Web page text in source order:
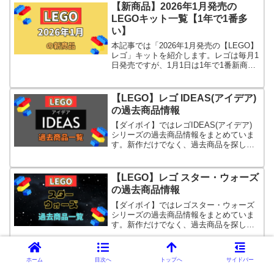
【新商品】2026年1月発売の
LEGOキット一覧【1年で1番多
い】
本記事では「2026年1月発売の【LEGO】
レゴ」キットを紹介します。レゴは毎月1
日発売ですが、1月1日は1年で1番新商品
【LEGO】レゴ IDEAS(アイデア)
の過去商品情報
【ダイボイ】ではレゴIDEAS(アイデア)
シリーズの過去商品情報をまとめていま
す。新作だけでなく、過去商品を探して
【LEGO】レゴ スター・ウォーズ
の過去商品情報
【ダイボイ】ではレゴスター・ウォーズ
シリーズの過去商品情報をまとめていま
す。新作だけでなく、過去商品を探して
いる方はご活用ください。
【LEGO】レゴ スター・ウォーズ
ホーム 目次へ トップへ サイドバー